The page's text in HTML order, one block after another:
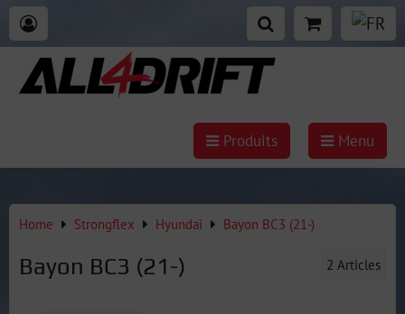
Produits Menu
Home Strongflex Hyundai Bayon BC3 (21-)
Bayon BC3 (21-) 2 Articles